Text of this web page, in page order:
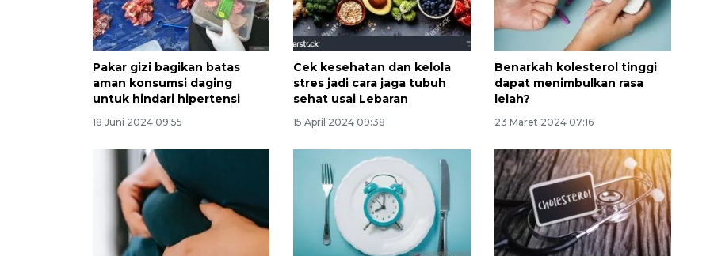
Pakar gizi bagikan batas
aman konsumsi daging
untuk hindari hipertensi
18 Juni 2024 09:55
Cek kesehatan dan kelola
stres jadi cara jaga tubuh
sehat usai Lebaran
15 April 2024 09:38
Benarkah kolesterol tinggi
dapat menimbulkan rasa
lelah?
23 Maret 2024 07:16
2026-08-08 06:00:00